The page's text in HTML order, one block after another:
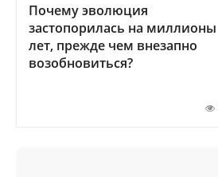
Почему эволюция
застопорилась на миллионы
лет, прежде чем внезапно
возобновиться?